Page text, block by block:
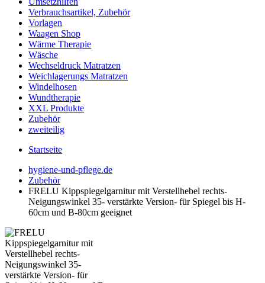
Verbrauchsartikel, Zubehör
Vorlagen
Waagen Shop
Wärme Therapie
Wäsche
Wechseldruck Matratzen
Weichlagerungs Matratzen
Windelhosen
Wundtherapie
XXL Produkte
Zubehör
zweiteilig
Startseite
hygiene-und-pflege.de
Zubehör
FRELU Kippspiegelgarnitur mit Verstellhebel rechts-
Neigungswinkel 35- verstärkte Version- für Spiegel bis H-
60cm und B-80cm geeignet